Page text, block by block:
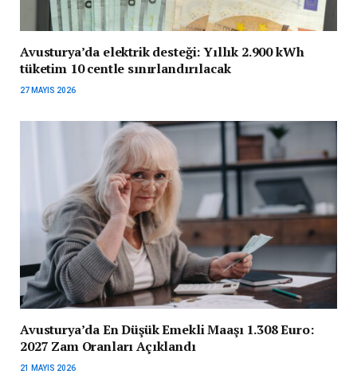
Avusturya’da elektrik desteği: Yıllık 2.900 kWh
tüketim 10 centle sınırlandırılacak
27 MAYIS 2026
Avusturya’da En Düşük Emekli Maaşı 1.308 Euro:
2027 Zam Oranları Açıklandı
21 MAYIS 2026